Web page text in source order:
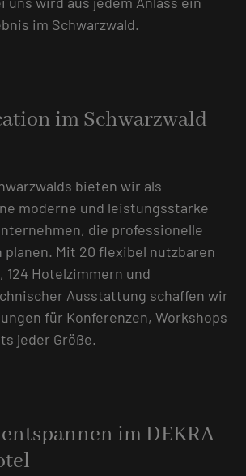
im Schwarzwald.
im Schwarzwald
bieten wir als
moderne und leistungsstarke
die professionelle
Mit 20 flexibel nutzbaren
124 Hotelzimmern und
Ausstattung schaffen wir
für Konferenzen, Workshops
jeder Größe.
im DEKRA